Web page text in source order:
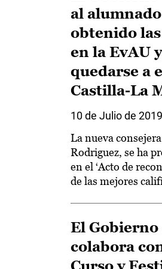
al
obtenido
en la EvAU
quedarse a
Castilla-La
10 de Julio de 2019
La nueva
Rodriguez, se ha
en el ‘Acto de
de las mejores
El
colabora
Curso y